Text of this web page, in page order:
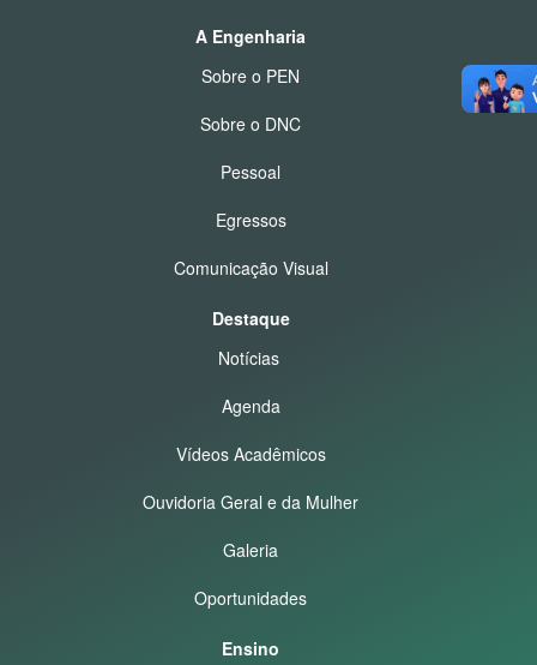
A Engenharia
Sobre o PEN
Sobre o DNC
Pessoal
Egressos
Comunicação Visual
Destaque
Notícias
Agenda
Vídeos Acadêmicos
Ouvidoria Geral e da Mulher
Galeria
Oportunidades
Ensino